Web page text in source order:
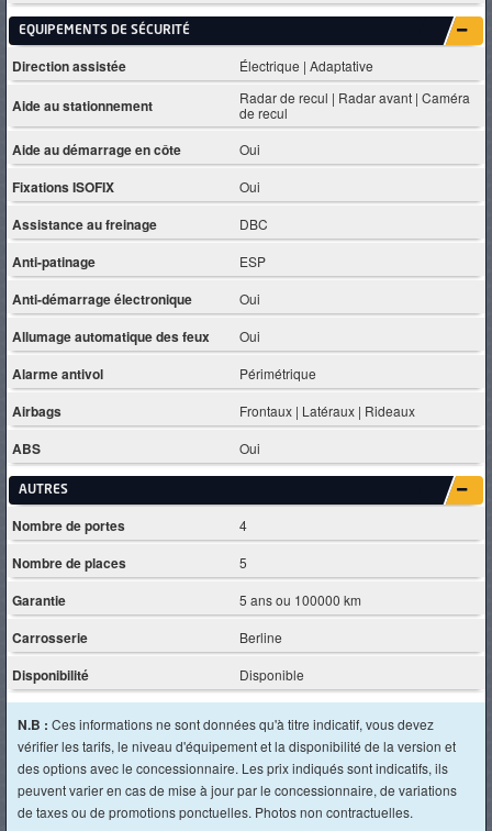
EQUIPEMENTS DE SÉCURITÉ
Direction assistée Électrique | Adaptative
Aide au stationnement
Radar de recul | Radar avant | Caméra
de recul
Aide au démarrage en côte Oui
Fixations ISOFIX Oui
Assistance au freinage DBC
Anti-patinage ESP
Anti-démarrage électronique Oui
Allumage automatique des feux Oui
Alarme antivol Périmétrique
Airbags Frontaux | Latéraux | Rideaux
ABS Oui
AUTRES
Nombre de portes 4
Nombre de places 5
Garantie 5 ans ou 100000 km
Carrosserie Berline
Disponibilité Disponible
N.B : Ces informations ne sont données qu'à titre indicatif, vous devez
vérifier les tarifs, le niveau d'équipement et la disponibilité de la version et
des options avec le concessionnaire. Les prix indiqués sont indicatifs, ils
peuvent varier en cas de mise à jour par le concessionnaire, de variations
de taxes ou de promotions ponctuelles. Photos non contractuelles.